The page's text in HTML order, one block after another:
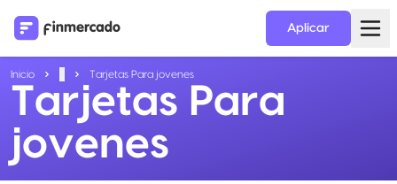
Aplicar
Inicio Tarjetas Para jovenes
Tarjetas Para
jovenes